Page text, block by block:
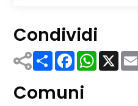
Condividi
ShareFacebookX
Comuni